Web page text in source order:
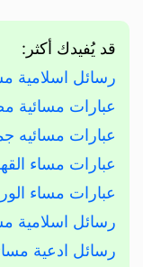
قد يُفيدك أكثر:
رسائل اسلامية
عبارات مسائية
عبارات مسائيه
عبارات مساء
عبارات مساء
رسائل اسلامية
رسائل ادعية